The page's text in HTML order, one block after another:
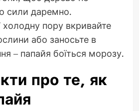
сили даремно.
пору вкривайте
або заносьте в
– папайя боїться морозу.
про те, як